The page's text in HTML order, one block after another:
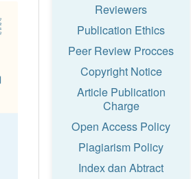
Reviewers
Publication Ethics
Peer Review Procces
Copyright Notice
Article Publication
Charge
Open Access Policy
Plagiarism Policy
Index dan Abtract